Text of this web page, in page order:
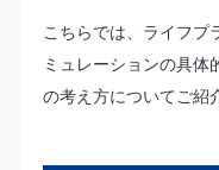
こちらでは、ライフプ
ミュレーションの具体
の考え方についてご紹